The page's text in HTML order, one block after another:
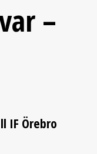
–
IF Örebro